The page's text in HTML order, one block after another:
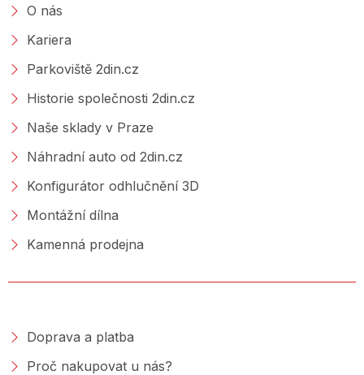
O nás
Kariera
Parkoviště 2din.cz
Historie společnosti 2din.cz
Naše sklady v Praze
Náhradní auto od 2din.cz
Konfigurátor odhlučnění 3D
Montážní dílna
Kamenná prodejna
Doprava a platba
Proč nakupovat u nás?